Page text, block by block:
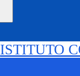
ISTITUTO